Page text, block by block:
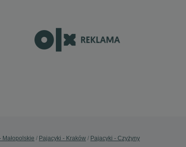
Małopolskie Pajacyki - Kraków Pajacyki - Czyżyny